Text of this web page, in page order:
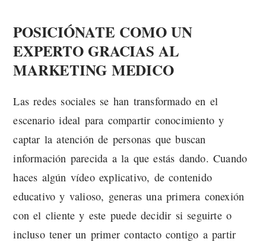
POSICIÓNATE COMO UN
EXPERTO GRACIAS AL
MARKETING MEDICO
Las redes sociales se han transformado en el
escenario ideal para compartir conocimiento y
captar la atención de personas que buscan
información parecida a la que estás dando. Cuando
haces algún vídeo explicativo, de contenido
educativo y valioso, generas una primera conexión
con el cliente y este puede decidir si seguirte o
incluso tener un primer contacto contigo a partir